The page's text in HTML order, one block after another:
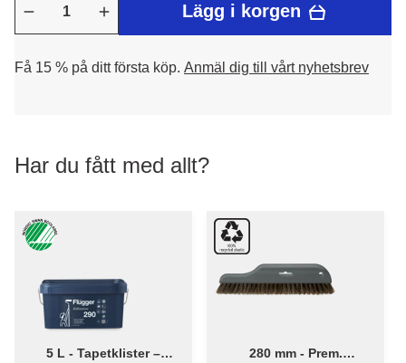
Lägg i korgen
Få 15 % på ditt första köp. Anmäl dig till vårt nyhetsbrev
Har du fått med allt?
5 L - Tapetklister –
280 mm - Prem.